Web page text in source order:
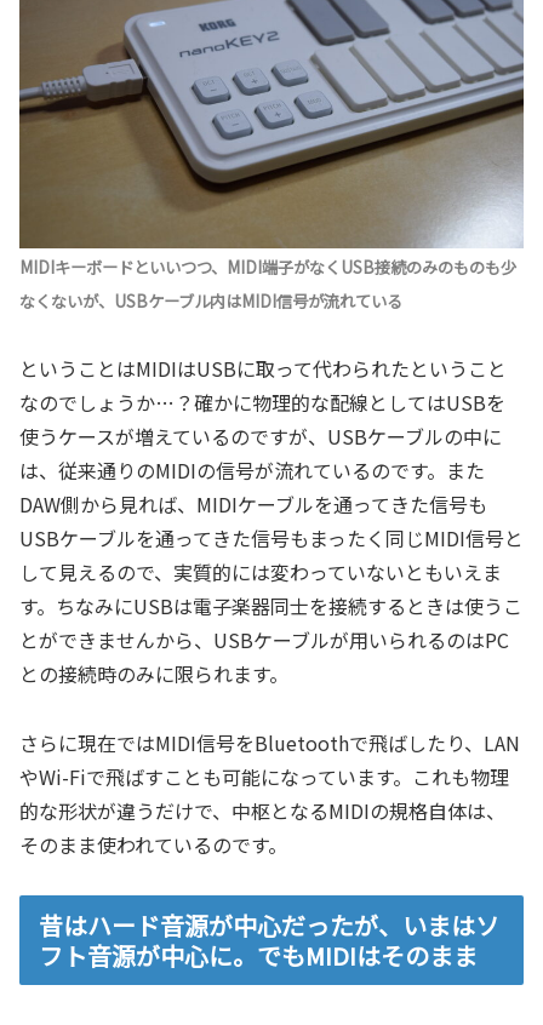
MIDIキーボードといいつつ、MIDI端子がなくUSB接続のみのものも少
なくないが、USBケーブル内はMIDI信号が流れている
ということはMIDIはUSBに取って代わられたということ
なのでしょうか…？確かに物理的な配線としてはUSBを
使うケースが増えているのですが、USBケーブルの中に
は、従来通りのMIDIの信号が流れているのです。また
DAW側から見れば、MIDIケーブルを通ってきた信号も
USBケーブルを通ってきた信号もまったく同じMIDI信号と
して見えるので、実質的には変わっていないともいえま
す。ちなみにUSBは電子楽器同士を接続するときは使うこ
とができませんから、USBケーブルが用いられるのはPC
との接続時のみに限られます。
さらに現在ではMIDI信号をBluetoothで飛ばしたり、LAN
やWi-Fiで飛ばすことも可能になっています。これも物理
的な形状が違うだけで、中枢となるMIDIの規格自体は、
そのまま使われているのです。
昔はハード音源が中心だったが、いまはソ
フト音源が中心に。でもMIDIはそのまま